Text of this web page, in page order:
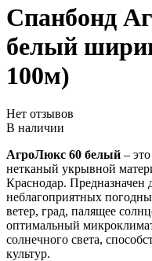
Спанбонд
белый
100м)
Нет отзывов
В наличии
АгроЛюкс 60 белый –
нетканый укрывной
Краснодар. Предназначен
неблагоприятных
ветер, град, палящее
оптимальный
солнечного света,
культур.